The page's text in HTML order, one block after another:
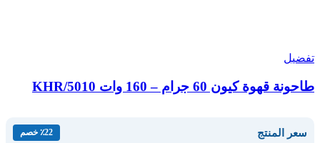
تفضيل
طاحونة قهوة كيون 60 جرام – 160 وات KHR/5010
سعر المنتج ٪22 خصم